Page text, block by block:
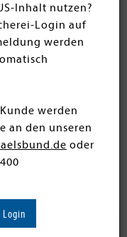
Inhalt nutzen?
Login auf
werden
werden
an den unseren
oder
Login
Dark Romance
Romance-Fan
zwischen
im Ausgang der
auch
bei Romance das
die Geschichte
Jede Romance ist
und